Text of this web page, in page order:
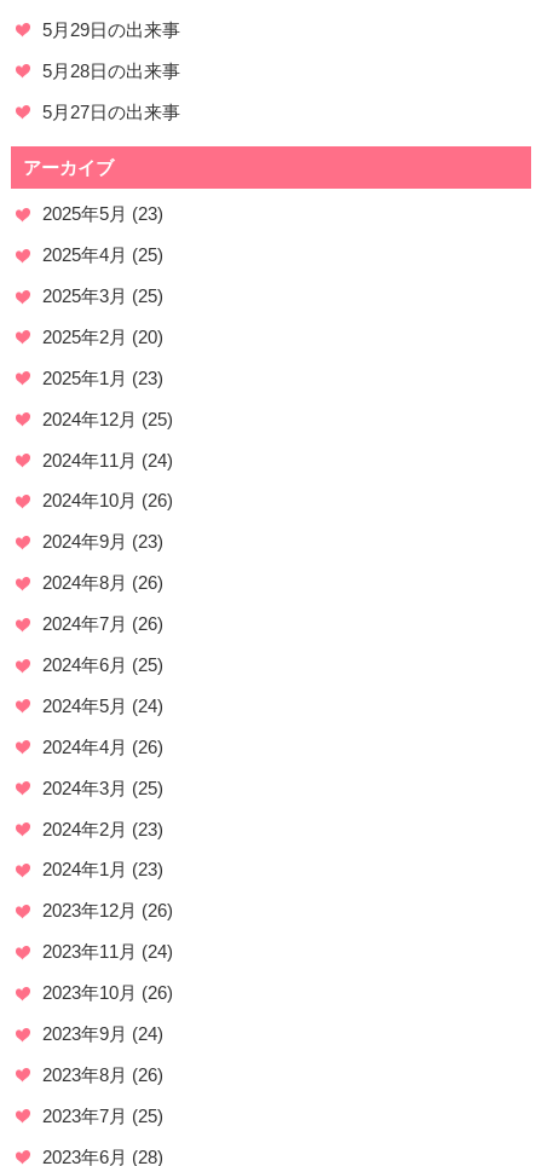
5月29日の出来事
5月28日の出来事
5月27日の出来事
アーカイブ
2025年5月 (23)
2025年4月 (25)
2025年3月 (25)
2025年2月 (20)
2025年1月 (23)
2024年12月 (25)
2024年11月 (24)
2024年10月 (26)
2024年9月 (23)
2024年8月 (26)
2024年7月 (26)
2024年6月 (25)
2024年5月 (24)
2024年4月 (26)
2024年3月 (25)
2024年2月 (23)
2024年1月 (23)
2023年12月 (26)
2023年11月 (24)
2023年10月 (26)
2023年9月 (24)
2023年8月 (26)
2023年7月 (25)
2023年6月 (28)